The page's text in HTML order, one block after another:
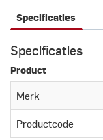
Specificaties
Specificaties
Product
Merk
Productcode